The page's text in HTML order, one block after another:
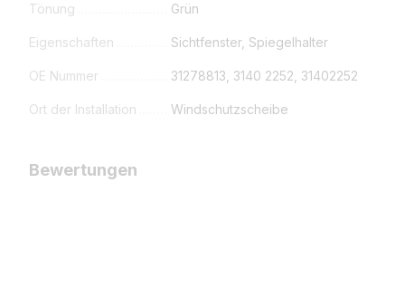
Tönung Grün
Eigenschaften Sichtfenster, Spiegelhalter
OE Nummer 31278813, 3140 2252, 31402252
Ort der Installation Windschutzscheibe
Bewertungen